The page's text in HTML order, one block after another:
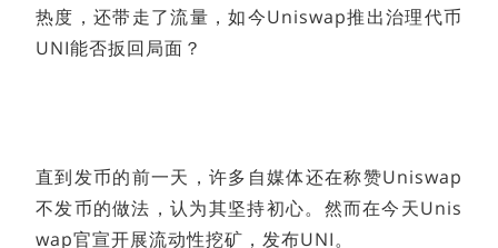
热度，还带走了流量，如今Uniswap推出治理代币
UNI能否扳回局面？
直到发币的前一天，许多自媒体还在称赞Uniswap
不发币的做法，认为其坚持初心。然而在今天Unis
wap官宣开展流动性挖矿，发布UNI。